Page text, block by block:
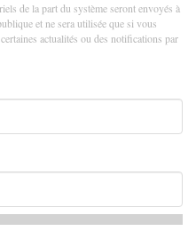
de la part du système seront envoyés à
et ne sera utilisée que si vous
actualités ou des notifications par